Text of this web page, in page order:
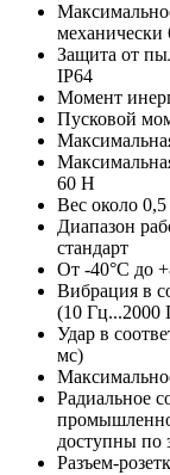
механически
Защита от
IP64
Момент
Пусковой
60 Н
Вес около 0,5
Диапазон
стандарт
От -40°C до
Вибрация в
(10 Гц...2000
Удар в
мс)
Радиальное
доступны по
Разъем-